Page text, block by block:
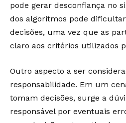
pode gerar desconfiança no
dos algoritmos pode
decisões, uma vez que as
claro aos critérios utilizados
Outro aspecto a ser
responsabilidade. Em um
tomam decisões, surge a
responsável por eventuais